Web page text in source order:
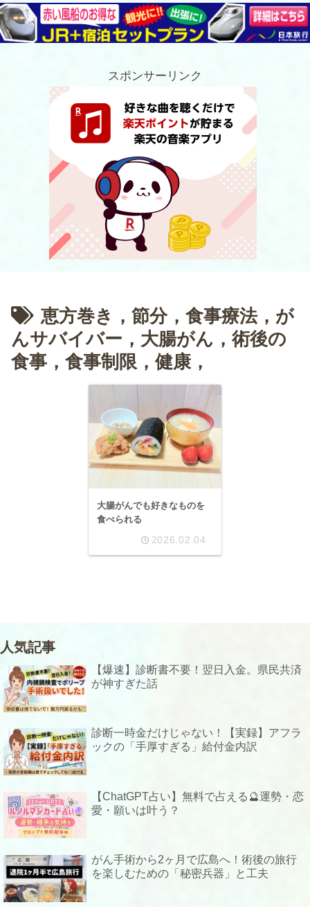
スポンサーリンク
恵方巻き，節分，食事療法，が
んサバイバー，大腸がん，術後の
食事，食事制限，健康，
大腸がんでも好きなものを
食べられる
2026.02.04
人気記事
【爆速】診断書不要！翌日入金。県民共済
が神すぎた話
診断一時金だけじゃない！【実録】アフラ
ックの「手厚すぎる」給付金内訳
【ChatGPT占い】無料で占える🔮運勢・恋
愛・願いは叶う？
がん手術から2ヶ月で広島へ！術後の旅行
を楽しむための「秘密兵器」と工夫